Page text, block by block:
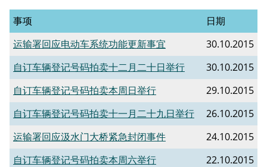
事项
日期
运输署回应电动车系统功能更新事宜
30.10.2015
自订车辆登记号码拍卖十二月二十日举行
30.10.2015
自订车辆登记号码拍卖本周日举行
29.10.2015
自订车辆登记号码拍卖十一月二十九日举行
26.10.2015
运输署回应汲水门大桥紧急封闭事件
24.10.2015
自订车辆登记号码拍卖本周六举行
22.10.2015